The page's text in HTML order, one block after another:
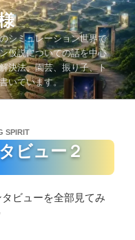
シミュレーション世界で
仮説についての話を中心
決法、園芸、振り子、ト
いています。
SPIRIT
ビュー２
ビューを全部見てみ